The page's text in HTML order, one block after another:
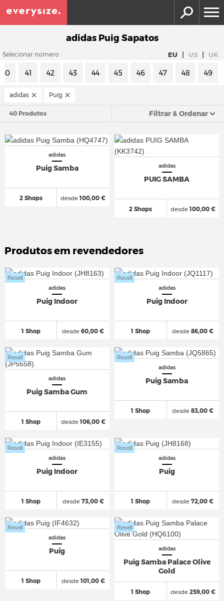
adidas Puig Sapatos
Selecionar número EU | US | UK
40 41 42 43 44 45 46 47 48 49
adidas Puig
40 Produtos Filtrar & Ordenar
adidas
Puig Samba
2 Shops desde100,00 €
adidas
PUIG SAMBA
2 Shops desde100,00 €
Produtos em revendedores
adidas
Puig Indoor
1 Shop
Resell
desde 60,00 €
adidas
Puig Indoor
1 Shop
Resell
desde 86,00 €
adidas
Puig Samba Gum
1 Shop
Resell
desde106,00 €
adidas
Puig Samba
1 Shop
Resell
desde 83,00 €
adidas
Puig Indoor
1 Shop
Resell
desde73,00 €
adidas
Puig
1 Shop
Resell
desde 72,00 €
adidas
Puig
1 Shop
Resell
desde101,00 €
adidas
Puig Samba Palace Olive
Gold
1 Shop
Resell
desde259,00 €